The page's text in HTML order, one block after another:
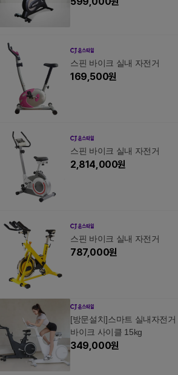
스핀 바이크 실내 자전거
169,500원
스핀 바이크 실내 자전거
2,814,000원
스핀 바이크 실내 자전거
787,000원
[방문설치]스마트 실내자전
바이크 사이클 15kg
349,000원